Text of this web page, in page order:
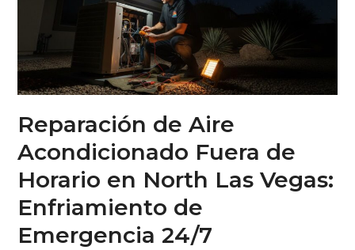
Reparación de Aire
Acondicionado Fuera de
Horario en North Las Vegas:
Enfriamiento de
Emergencia 24/7